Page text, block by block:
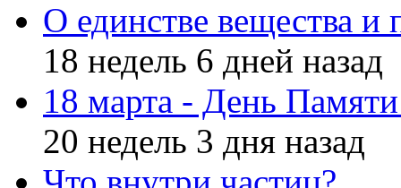
О единстве вещества и
18 недель 6 дней назад
18 марта - День
20 недель 3 дня назад